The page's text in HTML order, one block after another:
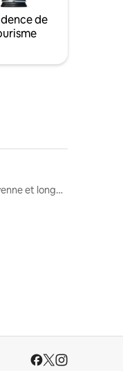
de
Locations moyenne et longue durée